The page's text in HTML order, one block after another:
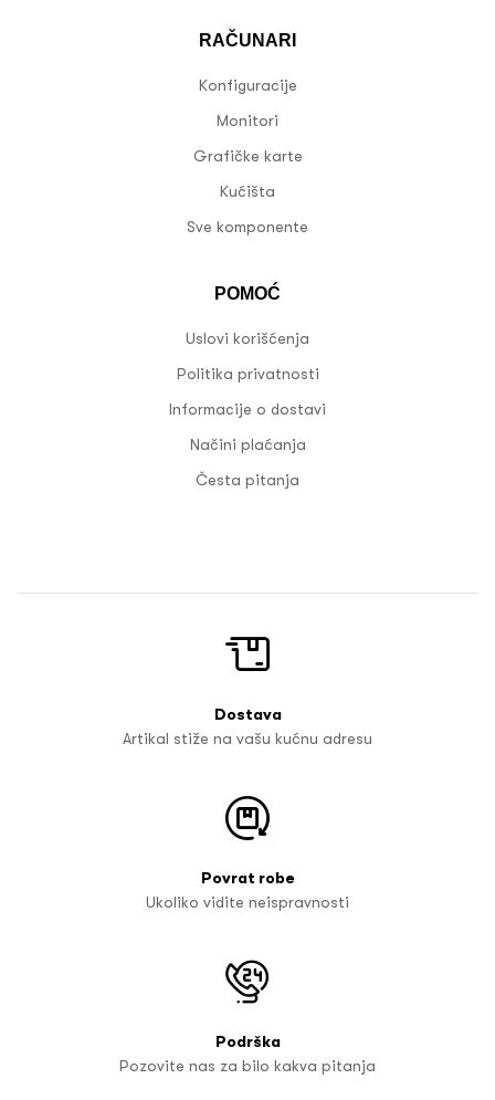
RAČUNARI
Konfiguracije
Monitori
Grafičke karte
Kućišta
Sve komponente
POMOĆ
Uslovi korišćenja
Politika privatnosti
Informacije o dostavi
Načini plaćanja
Česta pitanja
Dostava
Artikal stiže na vašu kućnu adresu
Povrat robe
Ukoliko vidite neispravnosti
Podrška
Pozovite nas za bilo kakva pitanja